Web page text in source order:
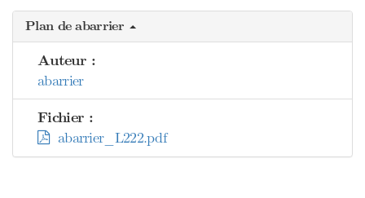
Plan de abarrier
Auteur :
abarrier
Fichier :
abarrier_L222.pdf